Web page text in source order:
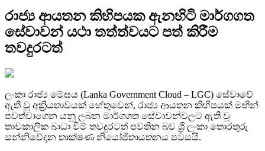
රාජ්‍ය ආයතන කිහිපයක ඇනහිටි මාර්ගගත
සේවාවන් යථා තත්ත්වයට පත් කිරීම
තවදුරටත්
ලංකා රාජ්‍ය මේඝය (Lanka Government Cloud – LGC) සේවාවේ
ඇති වූ අක්‍රියතාවයක් හේතුවෙන්, රාජ්‍ය ආයතන කිහිපයක් මඟින්
පවත්වාගෙන යනු ලබන මාර්ගගත සේවාවන්වලට ඇති වූ
තාවකාලික බාධා වීම් තවදුරටත් පවතින බව ශ්‍රී ලංකා තොරතුරු
සන්නිවේදන තාක්ෂණ නියෝජිතායතනය පවසයි.